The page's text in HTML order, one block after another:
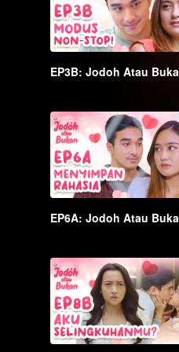
EP3B: Jodoh Atau
EP6A: Jodoh Atau